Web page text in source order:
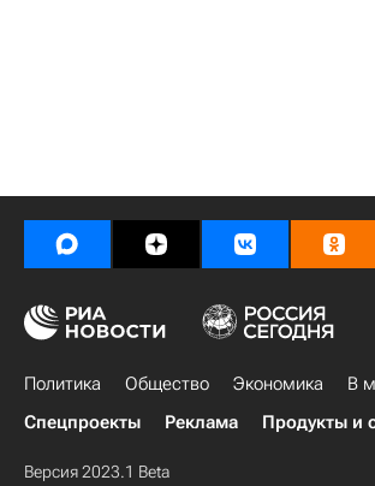
Политика Общество Экономика В
Спецпроекты
Реклама Продукты и
Версия 2023.1 Beta